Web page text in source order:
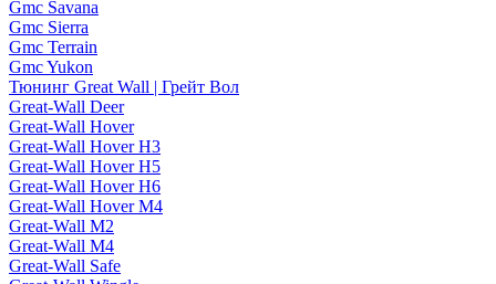
Gmc Savana
Gmc Sierra
Gmc Terrain
Gmc Yukon
Тюнинг Great Wall | Грейт Вол
Great-Wall Deer
Great-Wall Hover
Great-Wall Hover H3
Great-Wall Hover H5
Great-Wall Hover H6
Great-Wall Hover M4
Great-Wall M2
Great-Wall M4
Great-Wall Safe